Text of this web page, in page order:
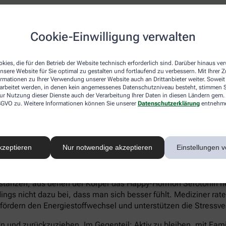
Cookie-Einwilligung verwalten
die für den Betrieb der Website technisch erforderlich sind. Darüber hinaus
Website für Sie optimal zu gestalten und fortlaufend zu verbessern. Mit Ihrer
zu Ihrer Verwendung unserer Website auch an Drittanbieter weiter. Soweit
werden, in denen kein angemessenes Datenschutzniveau besteht, stimmen
Nutzung dieser Dienste auch der Verarbeitung Ihrer Daten in diesen Ländern
zu. Weitere Informationen können Sie unserer Datenschutzerklärung
Nur notwendige akzeptieren Einstellungen
eher Ein- und Durchschlafstörungen anstatt eines
Heißhungerattacken. Ein Anzeichen für eine
sich zu kaum etwas aufraffen und sind permanent
sind typisch.
– auch wenn ein Angehöriger betroffen ist – sollte man
Deutsche Depressionshilfe auf:
Süßkram sind. Schokolade macht tatsächlich glücklich.
aus denen der Körper das Happy-Hormon Serotonin
nicht dazu bei, dass man sich besser fühlt. Mediziner
den Energiestoffwechsel und unterstützen die